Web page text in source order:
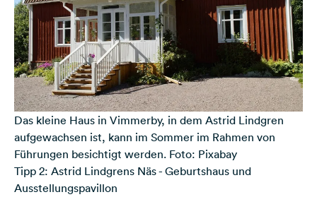
Das kleine Haus in Vimmerby, in dem Astrid Lindgren
aufgewachsen ist, kann im Sommer im Rahmen von
Führungen besichtigt werden. Foto: Pixabay
Tipp 2: Astrid Lindgrens Näs - Geburtshaus und
Ausstellungspavillon